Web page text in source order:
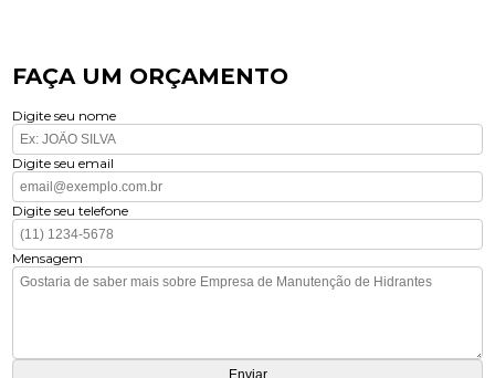
FAÇA UM ORÇAMENTO
Digite seu nome
Digite seu email
Digite seu telefone
Mensagem